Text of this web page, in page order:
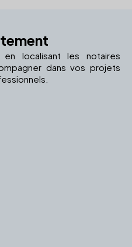
localisant les notaires
dans vos projets